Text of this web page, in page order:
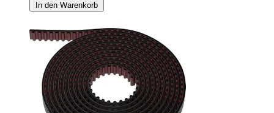
In den Warenkorb